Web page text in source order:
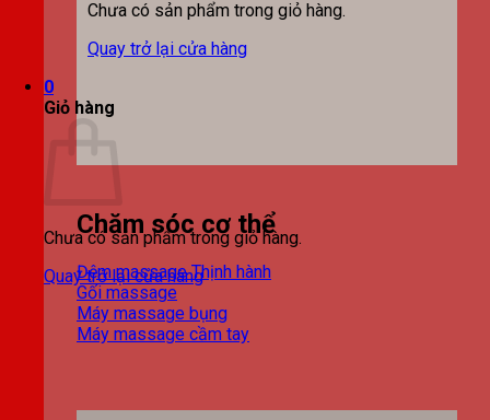
Chưa có sản phẩm trong giỏ hàng.
Quay trở lại cửa hàng
0
Giỏ hàng
Chưa có sản phẩm trong giỏ hàng.
Quay trở lại cửa hàng
Chăm sóc cơ thể
Đệm massage
Gối massage
Máy massage bụng
Máy massage cầm tay